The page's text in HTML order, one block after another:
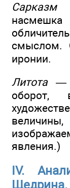
смыслом.
иронии.
Литота —
оборот,
явления.)
IV.
Щедрина.